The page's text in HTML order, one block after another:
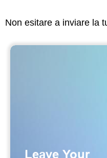
Non esitare a inviare la